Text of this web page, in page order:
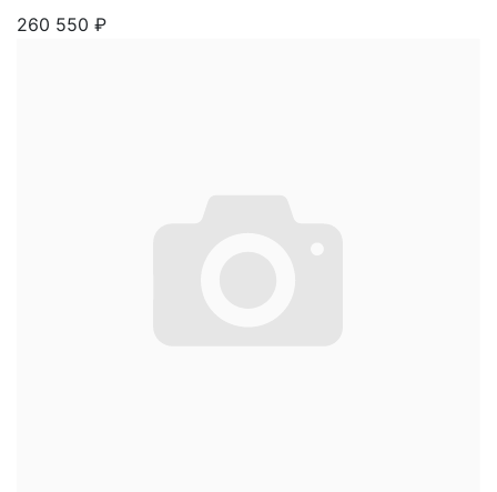
260 550 ₽